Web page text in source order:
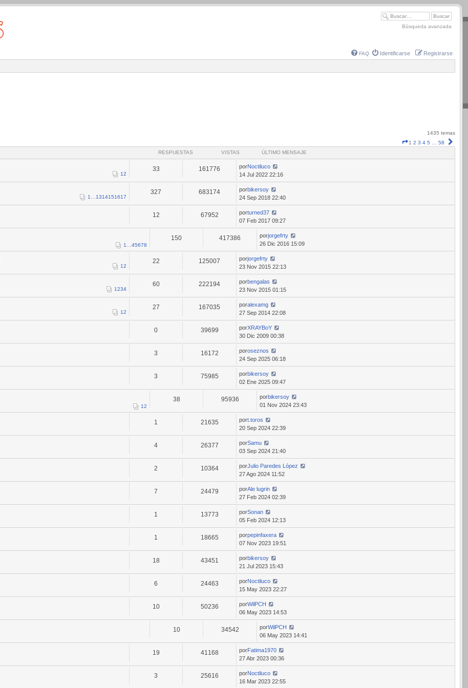
Búsqueda avanzada
FAQ Identificarse Registrarse
1435 temas
Página
1 2 3 4 5 58
RESPUESTAS VISTAS ÚLTIMO MENSAJE
12
33 161776 porNoctiluco
14 Jul 2022 22:16
1 1314151617
327 683174 porbikersoy
24 Sep 2018 22:40
12 67952 porturned37
07 Feb 2017 09:27
1 45678
150 417386 porjorgefrty
26 Dic 2016 15:09
12
22 125007 porjorgefrty
23 Nov 2015 22:13
1234
60 222194 porbengalas
23 Nov 2015 01:15
12
27 167035 poralexamg
27 Sep 2014 22:08
0 39699 porXRAYBoY
30 Dic 2009 00:38
3 16172 poroseznos
24 Sep 2025 06:18
3 75985 porbikersoy
02 Ene 2025 09:47
12
38 95936 porbikersoy
01 Nov 2024 23:43
1 21635 port.toros
20 Sep 2024 22:39
4 26377 porSamu
03 Sep 2024 21:40
2 10364 porJulio Paredes López
27 Ago 2024 11:52
7 24479 porAle lugrin
27 Feb 2024 02:39
1 13773 porSonan
05 Feb 2024 12:13
1 18665 porpepinfaxera
07 Nov 2023 19:51
18 43451 porbikersoy
21 Jul 2023 15:43
6 24463 porNoctiluco
15 May 2023 22:27
10 50236 porWilPCH
06 May 2023 14:53
10 34542 porWilPCH
06 May 2023 14:41
19 41168 porFatima1970
27 Abr 2023 00:36
3 25616 porNoctiluco
16 Mar 2023 22:55